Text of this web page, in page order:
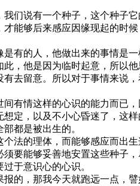
说有一个种子，这个种子
能够后来感应因缘现起的时
的人，他做出来的事情是
，他是因为临时起意，所以
去留意。所以对于事情来说
情这样的心识的能力而已
，以及不小心昏迷了，这
都是被出生的。
的理体，而能够感应而出
要能够妥善地安置这些种子
于意识心的心识。
，那我今天就跑远一点，